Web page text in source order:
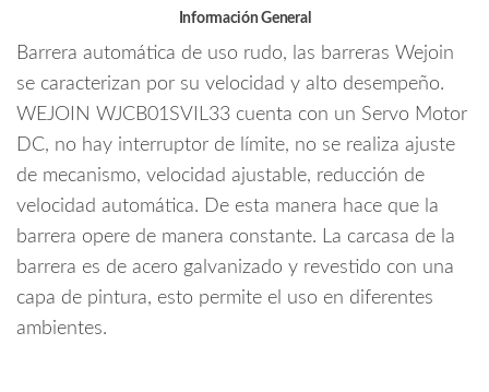
Brazo
Articulado
de
3
metros
a
Velocidad
3
segundos
Información General
Barrera automática de uso rudo, las barreras Wejoin
se caracterizan por su velocidad y alto desempeño.
WEJOIN WJCB01SVIL33 cuenta con un Servo Motor
DC, no hay interruptor de límite, no se realiza ajuste
de mecanismo, velocidad ajustable, reducción de
velocidad automática. De esta manera hace que la
barrera opere de manera constante. La carcasa de la
barrera es de acero galvanizado y revestido con una
capa de pintura, esto permite el uso en diferentes
ambientes.